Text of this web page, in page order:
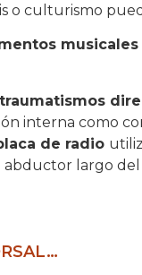
o culturismo
musicales
traumatismos
interna como
de radio
largo